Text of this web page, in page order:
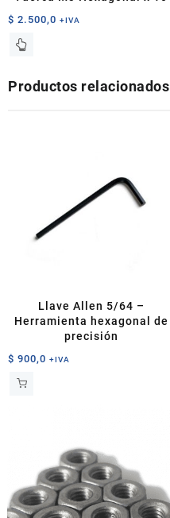
$ 2.500,0 +IVA
Productos relacionados
Llave Allen 5/64 –
Herramienta hexagonal de
precisión
$ 900,0 +IVA